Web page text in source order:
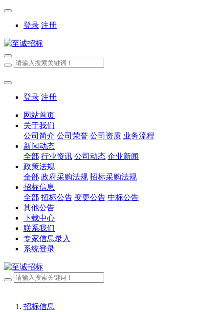
登录 注册
登录 注册
网站首页
关于我们
公司简介 公司荣誉 公司资质 业务流程
新闻动态
全部 行业资讯 公司动态 企业新闻
政策法规
全部 政府采购法规 招标采购法规
招标信息
全部 招标公告 变更公告 中标公告
其他公告
下载中心
联系我们
专家信息录入
系统登录
招标信息